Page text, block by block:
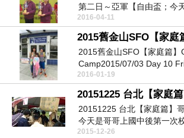
第二日～亞軍【自由盃；今
2016-04-11
2015舊金山SFO【家
2015舊金山SFO【家庭篇】
Camp2015/07/03 Day 10
2016-01-19
20151225 台北【家庭篇】
今天是哥哥上國中後第一次
子還...
2015-12-26